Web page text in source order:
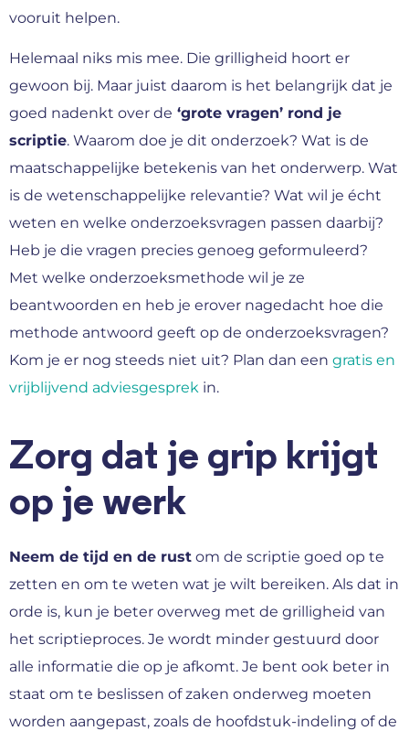
vooruit helpen.
Helemaal niks mis mee. Die grilligheid hoort er
gewoon bij. Maar juist daarom is het belangrijk dat je
goed nadenkt over de ‘grote vragen’ rond je
scriptie. Waarom doe je dit onderzoek? Wat is de
maatschappelijke betekenis van het onderwerp. Wat
is de wetenschappelijke relevantie? Wat wil je écht
weten en welke onderzoeksvragen passen daarbij?
Heb je die vragen precies genoeg geformuleerd?
Met welke onderzoeksmethode wil je ze
beantwoorden en heb je erover nagedacht hoe die
methode antwoord geeft op de onderzoeksvragen?
Kom je er nog steeds niet uit? Plan dan een gratis en
vrijblijvend adviesgesprek in.
Zorg dat je grip krijgt
op je werk
Neem de tijd en de rust om de scriptie goed op te
zetten en om te weten wat je wilt bereiken. Als dat in
orde is, kun je beter overweg met de grilligheid van
het scriptieproces. Je wordt minder gestuurd door
alle informatie die op je afkomt. Je bent ook beter in
staat om te beslissen of zaken onderweg moeten
worden aangepast, zoals de hoofdstuk-indeling of de